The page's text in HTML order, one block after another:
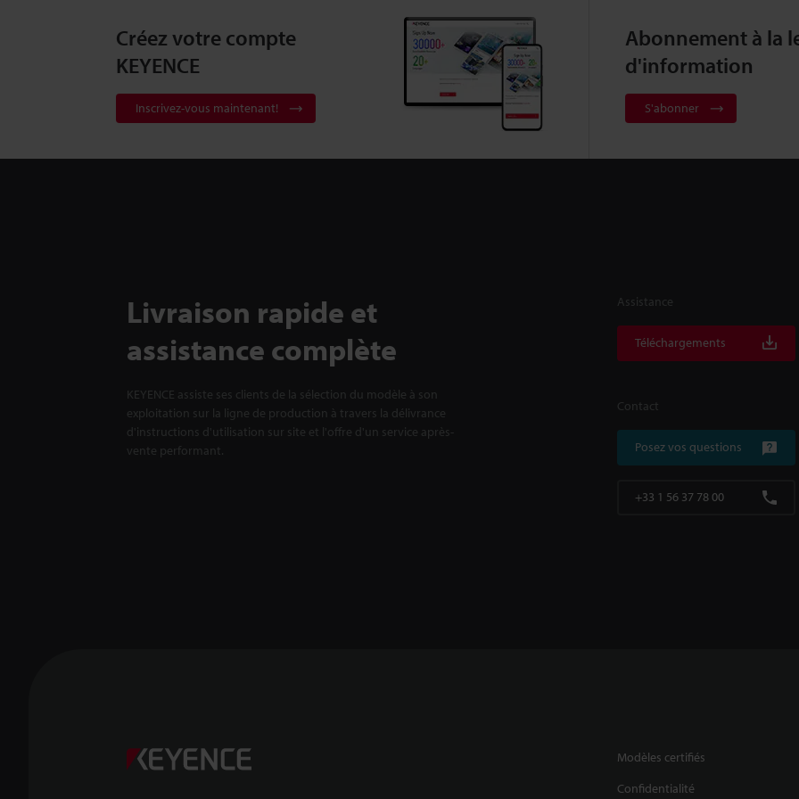
Créez votre compte
KEYENCE
Inscrivez-vous maintenant!
Abonnement à la
d'information
S'abonner
Livraison rapide et
assistance complète
KEYENCE assiste ses clients de la sélection du modèle à son
exploitation sur la ligne de production à travers la délivrance
d'instructions d'utilisation sur site et l'offre d'un service après-
vente performant.
Assistance
Téléchargements
Contact
Posez vos questions
+33 1 56 37 78 00
Modèles certifiés
Confidentialité